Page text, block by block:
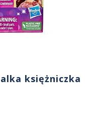
księżniczka